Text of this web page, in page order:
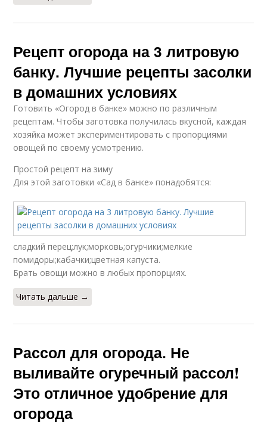
Рецепт огорода на 3 литровую
банку. Лучшие рецепты засолки
в домашних условиях
Готовить «Огород в банке» можно по различным
рецептам. Чтобы заготовка получилась вкусной, каждая
хозяйка может экспериментировать с пропорциями
овощей по своему усмотрению.
Простой рецепт на зиму
Для этой заготовки «Сад в банке» понадобятся:
сладкий перец;лук;морковь;огурчики;мелкие
помидоры;кабачки;цветная капуста.
Брать овощи можно в любых пропорциях.
Читать дальше →
Рассол для огорода. Не
выливайте огуречный рассол!
Это отличное удобрение для
огорода